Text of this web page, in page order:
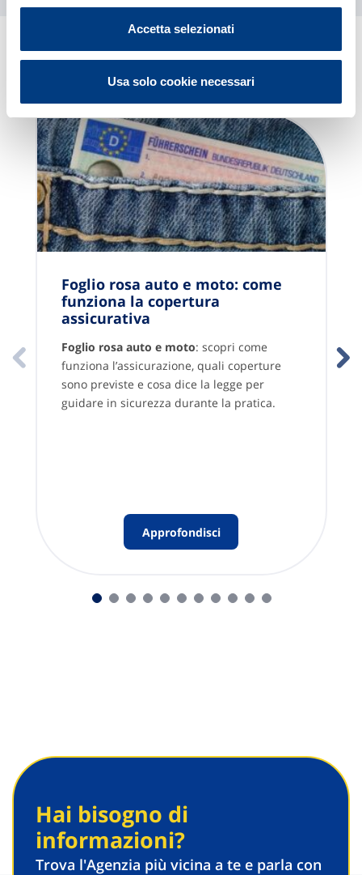
Accetta selezionati
Usa solo cookie necessari
Contenuti Correlati
Foglio rosa auto e moto: come
funziona la copertura
assicurativa
Foglio rosa auto e moto: scopri come
funziona l’assicurazione, quali coperture
sono previste e cosa dice la legge per
guidare in sicurezza durante la pratica.
Approfondisci
Hai bisogno di
informazioni?
Trova l'Agenzia più vicina a te e parla con